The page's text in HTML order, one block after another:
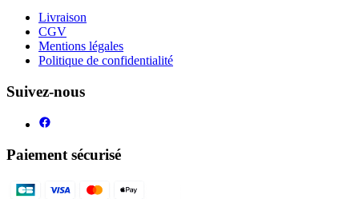
Livraison
CGV
Mentions légales
Politique de confidentialité
Suivez-nous
Paiement sécurisé